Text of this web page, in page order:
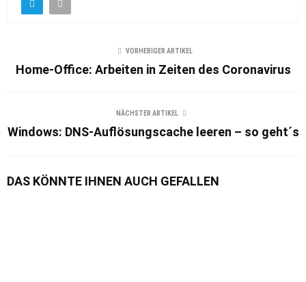
VORHERIGER ARTIKEL
Home-Office: Arbeiten in Zeiten des Coronavirus
NÄCHSTER ARTIKEL
Windows: DNS-Auflösungscache leeren – so geht´s
DAS KÖNNTE IHNEN AUCH GEFALLEN